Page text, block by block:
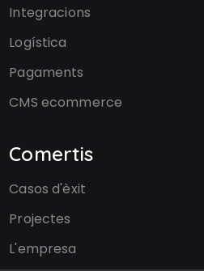
Integracions
Logística
Pagaments
CMS ecommerce
Comertis
Casos d'èxit
Projectes
L'empresa